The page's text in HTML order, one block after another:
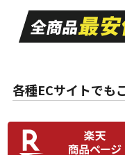
A
走行距離も少
目立つ傷もほ
ない中古品
な中古品
C
比較的きれいな
品
各種ECサイトでも